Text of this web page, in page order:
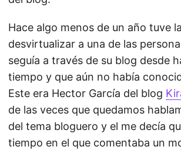
Hace algo menos de un año tuve
desvirtualizar a una de las
seguía a través de su blog desde
tiempo y que aún no había
Este era Hector García del blog
de las veces que quedamos
del tema bloguero y el me decía
tiempo en el que comentaba un